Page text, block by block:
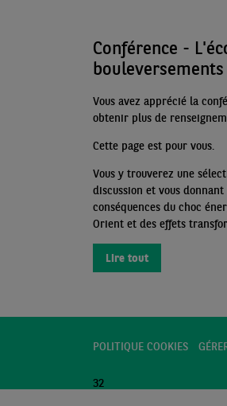
Conférence -
Vous avez apprécié la
obtenir plus de
Cette page est pour vous.
Vous y trouverez une
discussion et vous
conséquences du choc
Orient et des effets
Lire tout
POLITIQUE COOKIES
32